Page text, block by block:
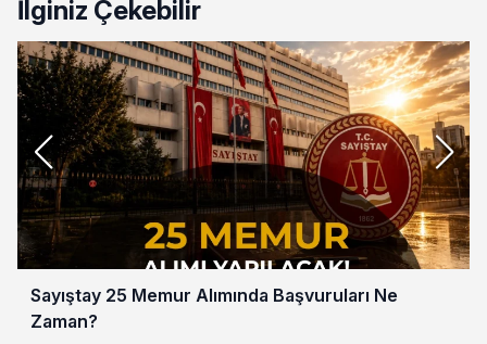
İlginiz Çekebilir
Sayıştay 25 Memur Alımında Başvuruları Ne
Zaman?